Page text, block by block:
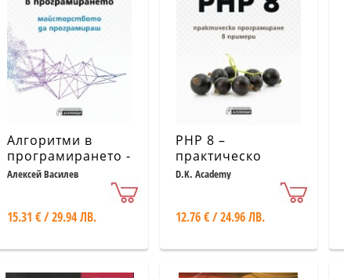
Алгоритми в
програмирането -
майсторството да
Алексей Василев
15.31 € / 29.94 ЛВ.
PHP 8 –
практическо
програмиране в
D.K. Academy
12.76 € / 24.96 ЛВ.